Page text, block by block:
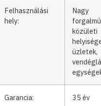
Felhasználási
hely:
Nagy
forgalmú
közületi
üzletek,
Garancia: 35 év